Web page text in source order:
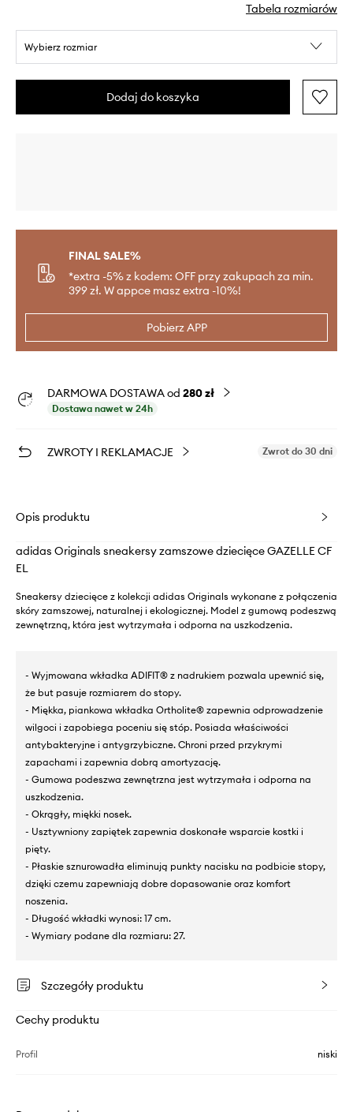
Tabela rozmiarów
Wybierz rozmiar
Dodaj do koszyka
FINAL SALE%
*extra -5% z kodem: OFF przy zakupach za min.
399 zł. W appce masz extra -10%!
Pobierz APP
DARMOWA DOSTAWA od 280 zł
Dostawa nawet w 24h
ZWROTY I REKLAMACJE Zwrot do 30 dni
Opis produktu
adidas Originals sneakersy zamszowe dziecięce GAZELLE CF
EL
Sneakersy dziecięce z kolekcji adidas Originals wykonane z połączenia
skóry zamszowej, naturalnej i ekologicznej. Model z gumową podeszwą
zewnętrzną, która jest wytrzymała i odporna na uszkodzenia.
- Wyjmowana wkładka ADIFIT® z nadrukiem pozwala upewnić się,
że but pasuje rozmiarem do stopy.
- Miękka, piankowa wkładka Ortholite® zapewnia odprowadzenie
wilgoci i zapobiega poceniu się stóp. Posiada właściwości
antybakteryjne i antygrzybiczne. Chroni przed przykrymi
zapachami i zapewnia dobrą amortyzację.
- Gumowa podeszwa zewnętrzna jest wytrzymała i odporna na
uszkodzenia.
- Okrągły, miękki nosek.
- Usztywniony zapiętek zapewnia doskonałe wsparcie kostki i
pięty.
- Płaskie sznurowadła eliminują punkty nacisku na podbicie stopy,
dzięki czemu zapewniają dobre dopasowanie oraz komfort
noszenia.
- Długość wkładki wynosi: 17 cm.
- Wymiary podane dla rozmiaru: 27.
Szczegóły produktu
Cechy produktu
Profil niski